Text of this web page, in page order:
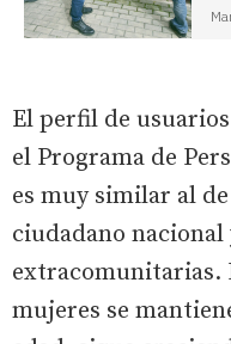
El perfil de
el Programa de
es muy similar al
ciudadano nacional
extracomunitarias.
mujeres se